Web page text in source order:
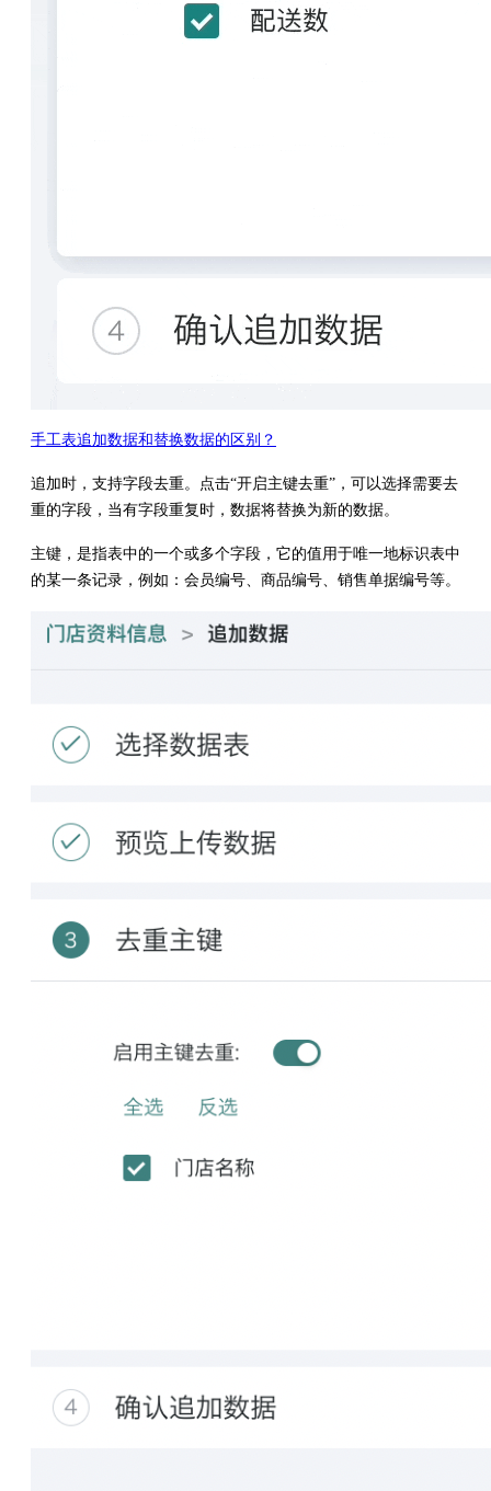
手工表追加数据和替换数据的区别？
追加时，支持字段去重。点击“开启主键去重”，可以选择需要去
重的字段，当有字段重复时，数据将替换为新的数据。
主键，是指表中的一个或多个字段，它的值用于唯一地标识表中
的某一条记录，例如：会员编号、商品编号、销售单据编号等。